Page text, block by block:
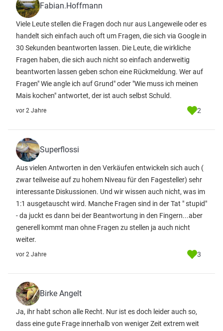
Fabian.Hoffmann
Viele Leute stellen die Fragen doch nur aus Langeweile oder es
handelt sich einfach auch oft um Fragen, die sich via Google in
30 Sekunden beantworten lassen. Die Leute, die wirkliche
Fragen haben, die sich auch nicht so einfach anderweitig
beantworten lassen geben schon eine Rückmeldung. Wer auf
Fragen" Wie angle ich auf Grund" oder "Wie muss ich meinen
Mais kochen" antwortet, der ist auch selbst Schuld.
vor 2 Jahre 2
Superflossi
Aus vielen Antworten in den Verkäufen entwickeln sich auch (
zwar teilweise auf zu hohem Niveau für den Fagesteller) sehr
interessante Diskussionen. Und wir wissen auch nicht, was im
1:1 ausgetauscht wird. Manche Fragen sind in der Tat " stupid"
- da juckt es dann bei der Beantwortung in den Fingern...aber
generell kommt man ohne Fragen zu stellen ja auch nicht
weiter.
vor 2 Jahre 3
Birke Angelt
Ja, ihr habt schon alle Recht. Nur ist es doch leider auch so,
dass eine gute Frage innerhalb von weniger Zeit extrem weit